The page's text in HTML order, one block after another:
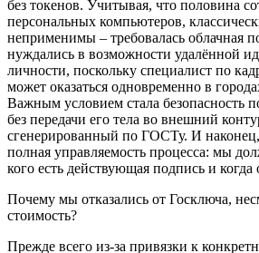
без токенов. Учитывая, что половина
персональных компьютеров,
неприменимы – требовалась облачная
нуждались в возможности удалённой
личности, поскольку специалист по
может оказаться одновременно в
Важным условием стала безопасность
без передачи его тела во внешний
сгенерированный по ГОСТу. И наконец,
полная управляемость процесса: мы
кого есть действующая подпись и когда
Почему мы отказались от Госключа,
стоимость?
Прежде всего из-за привязки к